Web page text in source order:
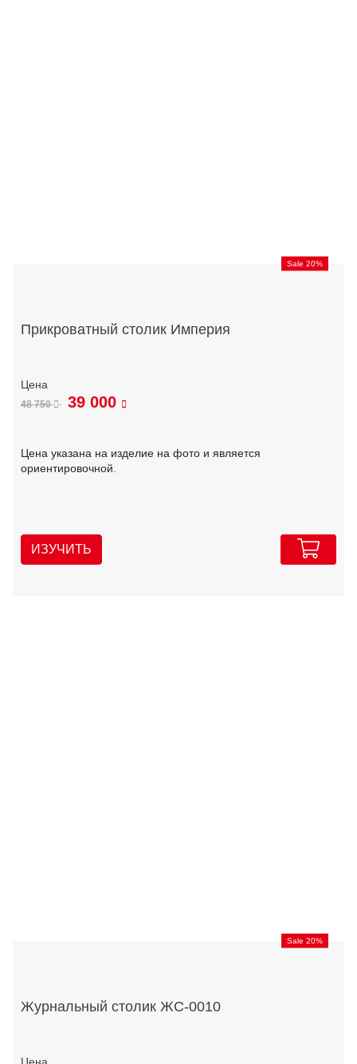
Sale 20%
Прикроватный столик Империя
48 750 39 000
Цена указана на изделие на фото и является
ориентировочной.
ИЗУЧИТЬ
Sale 20%
Журнальный столик ЖС-0010